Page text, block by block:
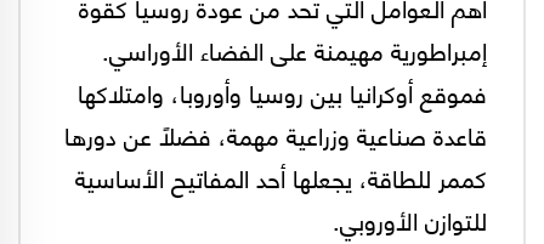
إمبراطورية مهيمنة على الفضاء الأوراسي.
فموقع أوكرانيا بين روسيا وأوروبا، وامتلاكها
قاعدة صناعية وزراعية مهمة، فضلاً عن دورها
كممر للطاقة، يجعلها أحد المفاتيح الأساسية
للتوازن الأوروبي.